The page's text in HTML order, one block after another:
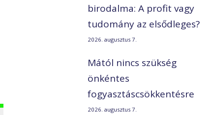
birodalma: A profit vagy
tudomány az elsődleges?
2026. augusztus 7.
Mától nincs szükség
önkéntes
fogyasztáscsökkentésre
2026. augusztus 7.